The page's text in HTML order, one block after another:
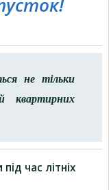
не тільки
квартирних
час літніх